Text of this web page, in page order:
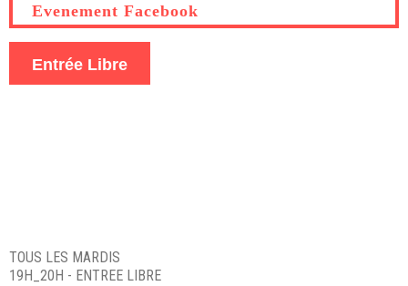
Evenement Facebook
Entrée Libre
TOUS LES MARDIS
19H_20H - ENTREE LIBRE